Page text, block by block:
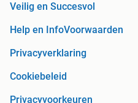
Veilig en Succesvol
Help en InfoVoorwaarden
Privacyverklaring
Cookiebeleid
Privacyvoorkeuren